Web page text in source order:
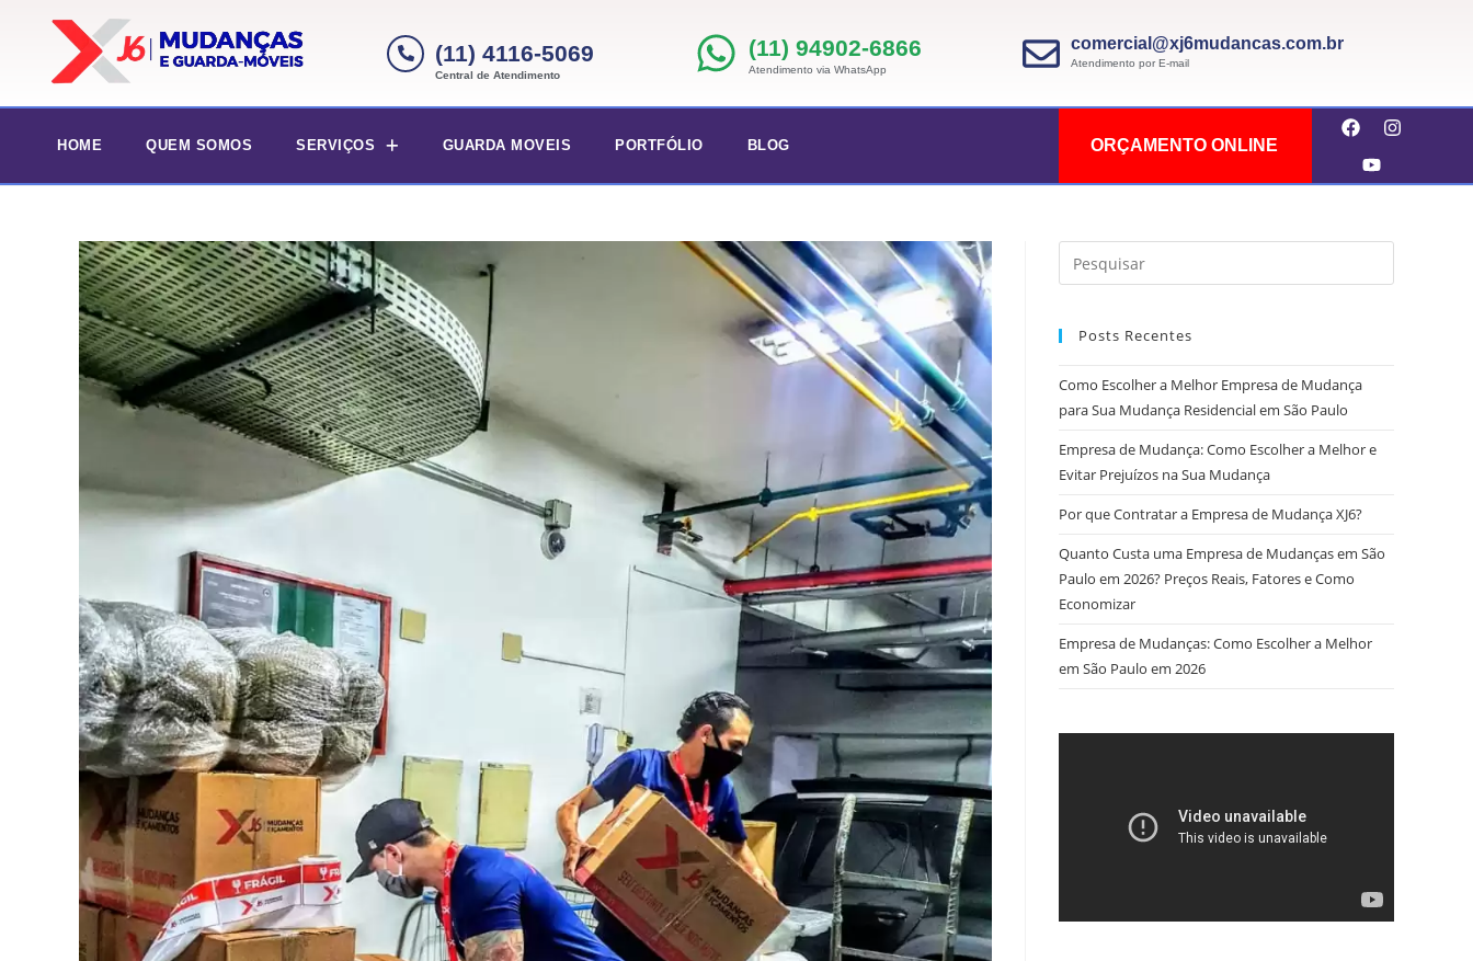
(11) 4116-5069
Central de Atendimento
(11) 94902-6866
Atendimento via WhatsApp
comercial@xj6mudancas.com.br
Atendimento por E-mail
HOME QUEM SOMOS SERVIÇOS GUARDA MOVEIS PORTFÓLIO BLOG ORÇAMENTO ONLINE
Posts Recentes
Como Escolher a Melhor Empresa de Mudança
para Sua Mudança Residencial em São Paulo
Empresa de Mudança: Como Escolher a Melhor e
Evitar Prejuízos na Sua Mudança
Por que Contratar a Empresa de Mudança XJ6?
Quanto Custa uma Empresa de Mudanças em São
Paulo em 2026? Preços Reais, Fatores e Como
Economizar
Empresa de Mudanças: Como Escolher a Melhor
em São Paulo em 2026